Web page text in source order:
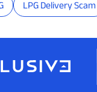
LPG Delivery Scam